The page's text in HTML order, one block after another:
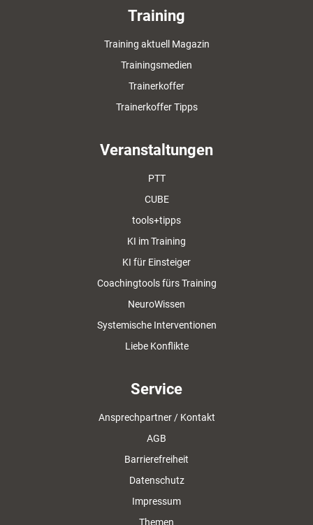
Training
Training aktuell Magazin
Trainingsmedien
Trainerkoffer
Trainerkoffer Tipps
Veranstaltungen
PTT
CUBE
tools+tipps
KI im Training
KI für Einsteiger
Coachingtools fürs Training
NeuroWissen
Systemische Interventionen
Liebe Konflikte
Service
Ansprechpartner / Kontakt
AGB
Barrierefreiheit
Datenschutz
Impressum
Themen